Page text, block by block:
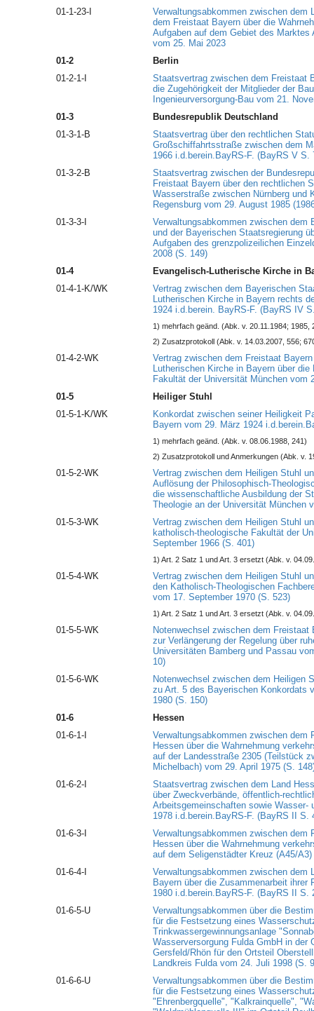
01-1-23-I
Verwaltungsabkommen zwischen dem
dem Freistaat Bayern über die
Aufgaben auf dem Gebiet des Marktes
vom 25. Mai 2023
01-2
Berlin
01-2-1-I
Staatsvertrag zwischen dem Freistaat
die Zugehörigkeit der Mitglieder der
Ingenieurversorgung-Bau vom 21.
01-3
Bundesrepublik Deutschland
01-3-1-B
Staatsvertrag über den rechtlichen
Großschiffahrtsstraße zwischen dem
1966 i.d.berein.BayRS-F. (BayRS V S.
01-3-2-B
Staatsvertrag zwischen der
Freistaat Bayern über den rechtlichen
Wasserstraße zwischen Nürnberg und
Regensburg vom 29. August 1985
01-3-3-I
Verwaltungsabkommen zwischen dem
und der Bayerischen Staatsregierung
Aufgaben des grenzpolizeilichen
2008 (S. 149)
01-4
Evangelisch-Lutherische Kirche in
01-4-1-K/WK
Vertrag zwischen dem Bayerischen
Lutherischen Kirche in Bayern rechts
1924 i.d.berein. BayRS-F. (BayRS IV
1) mehrfach geänd. (Abk. v. 20.11.1984; 1985,
2) Zusatzprotokoll (Abk. v. 14.03.2007, 556;
01-4-2-WK
Vertrag zwischen dem Freistaat
Lutherischen Kirche in Bayern über
Fakultät der Universität München vom
01-5
Heiliger Stuhl
01-5-1-K/WK
Konkordat zwischen seiner Heiligkeit
Bayern vom 29. März 1924
1) mehrfach geänd. (Abk. v. 08.06.1988, 241)
2) Zusatzprotokoll und Anmerkungen (Abk. v.
01-5-2-WK
Vertrag zwischen dem Heiligen Stuhl
Auflösung der Philosophisch-
die wissenschaftliche Ausbildung der
Theologie an der Universität München
01-5-3-WK
Vertrag zwischen dem Heiligen Stuhl
katholisch-theologische Fakultät der
September 1966 (S. 401)
1) Art. 2 Satz 1 und Art. 3 ersetzt (Abk. v.
01-5-4-WK
Vertrag zwischen dem Heiligen Stuhl
den Katholisch-Theologischen
vom 17. September 1970 (S. 523)
1) Art. 2 Satz 1 und Art. 3 ersetzt (Abk. v.
01-5-5-WK
Notenwechsel zwischen dem
zur Verlängerung der Regelung über
Universitäten Bamberg und Passau
10)
01-5-6-WK
Notenwechsel zwischen dem Heiligen
zu Art. 5 des Bayerischen Konkordats
1980 (S. 150)
01-6
Hessen
01-6-1-I
Verwaltungsabkommen zwischen dem
Hessen über die Wahrnehmung
auf der Landesstraße 2305 (Teilstück
Michelbach) vom 29. April 1975 (S.
01-6-2-I
Staatsvertrag zwischen dem Land
über Zweckverbände, öffentlich-
Arbeitsgemeinschaften sowie Wasser-
1978 i.d.berein.BayRS-F. (BayRS II S.
01-6-3-I
Verwaltungsabkommen zwischen dem
Hessen über die Wahrnehmung
auf dem Seligenstädter Kreuz (A45/
01-6-4-I
Verwaltungsabkommen zwischen dem
Bayern über die Zusammenarbeit
1980 i.d.berein.BayRS-F. (BayRS II S.
01-6-5-U
Verwaltungsabkommen über die
für die Festsetzung eines
Trinkwassergewinnungsanlage
Wasserversorgung Fulda GmbH in der
Gersfeld/Rhön für den Ortsteil
Landkreis Fulda vom 24. Juli 1998 (S.
01-6-6-U
Verwaltungsabkommen über die
für die Festsetzung eines
"Ehrenbergquelle", "Kalkrainquelle",